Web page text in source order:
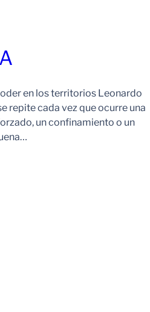
en los territorios Leonardo
repite cada vez que ocurre una
un confinamiento o un